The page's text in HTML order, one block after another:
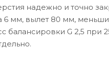
надежно и точно
мм, вылет 80 мм,
G 2,5 при